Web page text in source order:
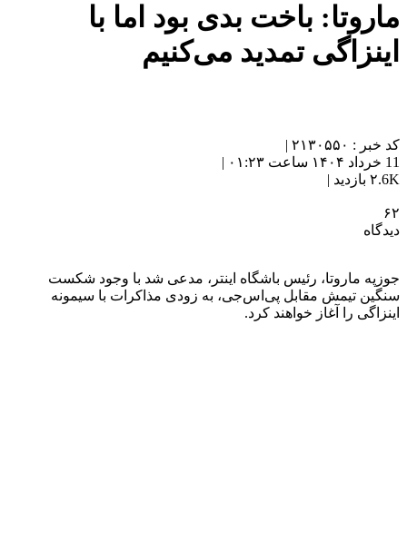
ماروتا: باخت بدی بود اما با
اینزاگی تمدید می‌کنیم
کد خبر : ۲۱۳۰۵۵۰ |
11 خرداد ۱۴۰۴ ساعت ۰۱:۲۳ |
۲.6K بازدید |
۶۲
دیدگاه
جوزپه ماروتا، رئیس باشگاه اینتر، مدعی شد با وجود شکست
سنگین تیمش مقابل پی‌اس‌جی، به زودی مذاکرات با سیمونه
اینزاگی را آغاز خواهند کرد.